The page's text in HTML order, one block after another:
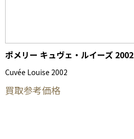
ポメリー キュヴェ・ルイーズ 2002
Cuvée Louise 2002
買取参考価格